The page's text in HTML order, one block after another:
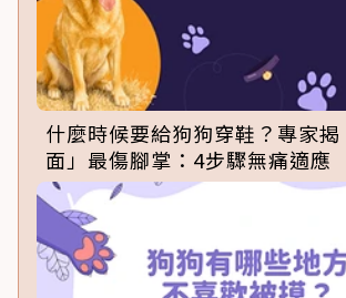
什麼時候要給狗狗穿鞋？專家
面」最傷腳掌：4步驟無痛適應